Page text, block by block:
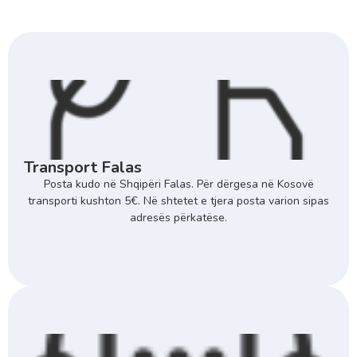
Transport Falas
Posta kudo në Shqipëri Falas. Për dërgesa në Kosovë
transporti kushton 5€. Në shtetet e tjera posta varion sipas
adresës përkatëse.